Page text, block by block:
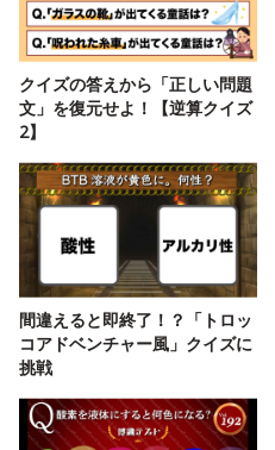
クイズの答えから「正しい問題
文」を復元せよ！【逆算クイズ
2】
間違えると即終了！？「トロッ
コアドベンチャー風」クイズに
挑戦